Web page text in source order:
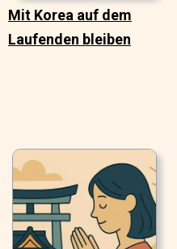
Mit Korea auf dem
Laufenden bleiben